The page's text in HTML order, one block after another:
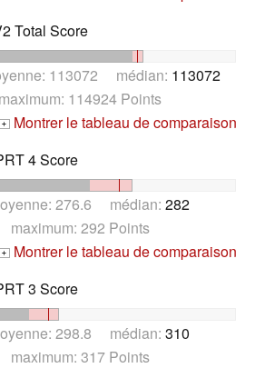
Total Score
113072 médian: 113072
114924 Points
+ Montrer le tableau de comparaison
4 Score
276.6 médian: 282
maximum: 292 Points
+ Montrer le tableau de comparaison
3 Score
298.8 médian: 310
maximum: 317 Points